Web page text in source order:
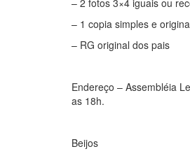
– 2 fotos 3×4 iguais ou
– 1 copia simples e
– RG original dos pais
Endereço – Assembléia
as 18h.
Beijos